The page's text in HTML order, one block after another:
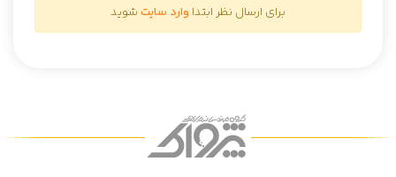
برای ارسال نظر ابتدا وارد سایت شوید